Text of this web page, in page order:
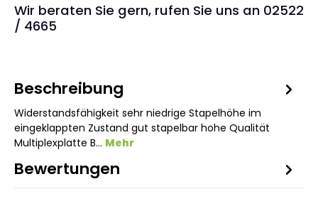
Wir beraten Sie gern, rufen Sie uns an 02522
/ 4665
Beschreibung
Widerstandsfähigkeit sehr niedrige Stapelhöhe im
eingeklappten Zustand gut stapelbar hohe Qualität
Multiplexplatte B… Mehr
Bewertungen